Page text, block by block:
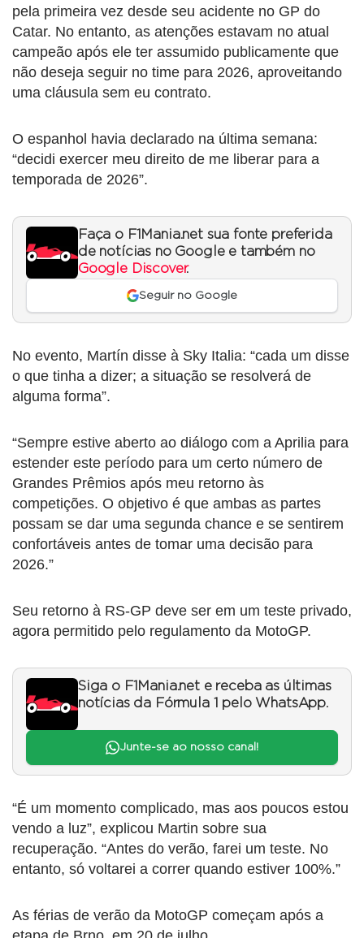
pela primeira vez desde seu acidente no GP do
Catar. No entanto, as atenções estavam no atual
campeão após ele ter assumido publicamente que
não deseja seguir no time para 2026, aproveitando
uma cláusula sem eu contrato.
O espanhol havia declarado na última semana:
“decidi exercer meu direito de me liberar para a
temporada de 2026”.
Faça o F1Mania.net sua fonte preferida
de notícias no Google e também no
Google Discover.
Seguir no Google
No evento, Martín disse à Sky Italia: “cada um disse
o que tinha a dizer; a situação se resolverá de
alguma forma”.
“Sempre estive aberto ao diálogo com a Aprilia para
estender este período para um certo número de
Grandes Prêmios após meu retorno às
competições. O objetivo é que ambas as partes
possam se dar uma segunda chance e se sentirem
confortáveis ​​antes de tomar uma decisão para
2026.”
Seu retorno à RS-GP deve ser em um teste privado,
agora permitido pelo regulamento da MotoGP.
Siga o F1Mania.net e receba as últimas
notícias da Fórmula 1 pelo WhatsApp.
Junte-se ao nosso canal!
“É um momento complicado, mas aos poucos estou
vendo a luz”, explicou Martin sobre sua
recuperação. “Antes do verão, farei um teste. No
entanto, só voltarei a correr quando estiver 100%.”
As férias de verão da MotoGP começam após a